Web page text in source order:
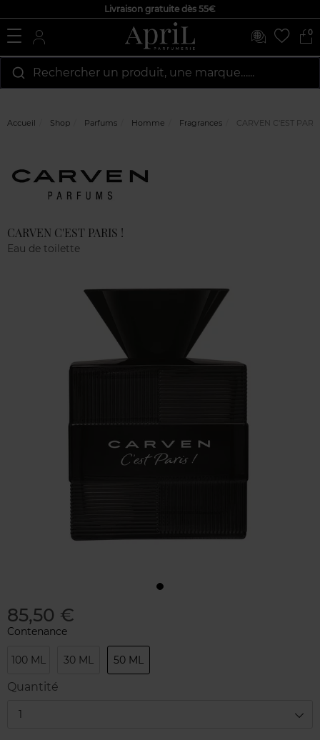
Livraison gratuite dès 55€
0
Rechercher un produit, une marque…...
Accueil Shop Parfums Homme Fragrances CARVEN C'EST
CARVEN C'EST PARIS !
Eau de toilette
85,50 €
Contenance
100 ML 30 ML 50 ML
Quantité
1